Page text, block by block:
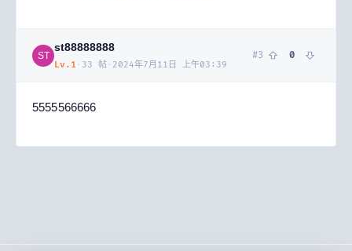
ST
st88888888
Lv. 1 · 33 帖 · 2024年7月11日 上午03:39
#3 0
5555566666